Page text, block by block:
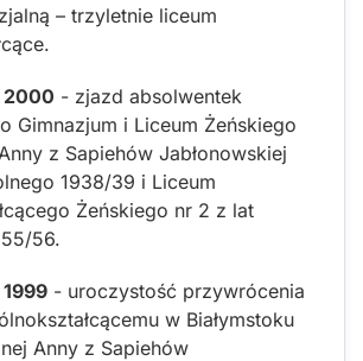
– trzyletnie liceum
2000 - zjazd absolwentek
Gimnazjum i Liceum Żeńskiego
z Sapiehów Jabłonowskiej
1938/39 i Liceum
Żeńskiego nr 2 z lat
56.
- uroczystość przywrócenia
w Białymstoku
Anny z Sapiehów